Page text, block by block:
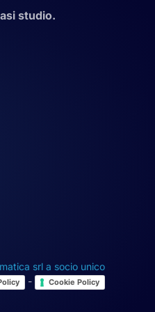
studio.
srl a socio unico
- Cookie Policy